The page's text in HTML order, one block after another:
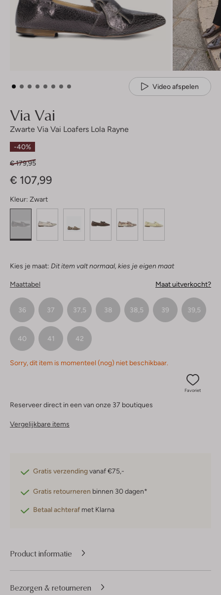
Video afspelen
Via Vai
Zwarte Via Vai Loafers Lola Rayne
-40%
€ 179,95
€ 107,99
Kleur: Zwart
Kies je maat: Dit item valt normaal, kies je eigen maat
Maattabel Maat uitverkocht?
36 37 37,5 38 38,5 39 39,5
40 41 42
Sorry, dit item is momenteel (nog) niet beschikbaar.
Favoriet
Reserveer direct in een van onze 37 boutiques
Vergelijkbare items
Gratis verzendingvanaf €75,-
Gratis retourneren binnen 30 dagen*
Betaal achteraf met Klarna
Product informatie
Bezorgen & retourneren